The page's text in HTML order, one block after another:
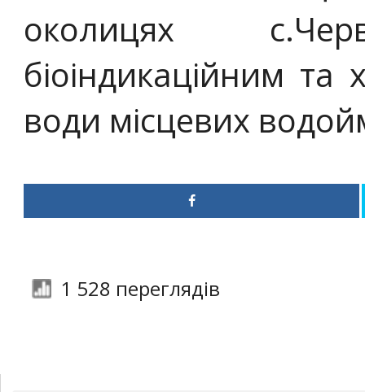
околицях
біоіндикаційним та
води місцевих
1 528 переглядів